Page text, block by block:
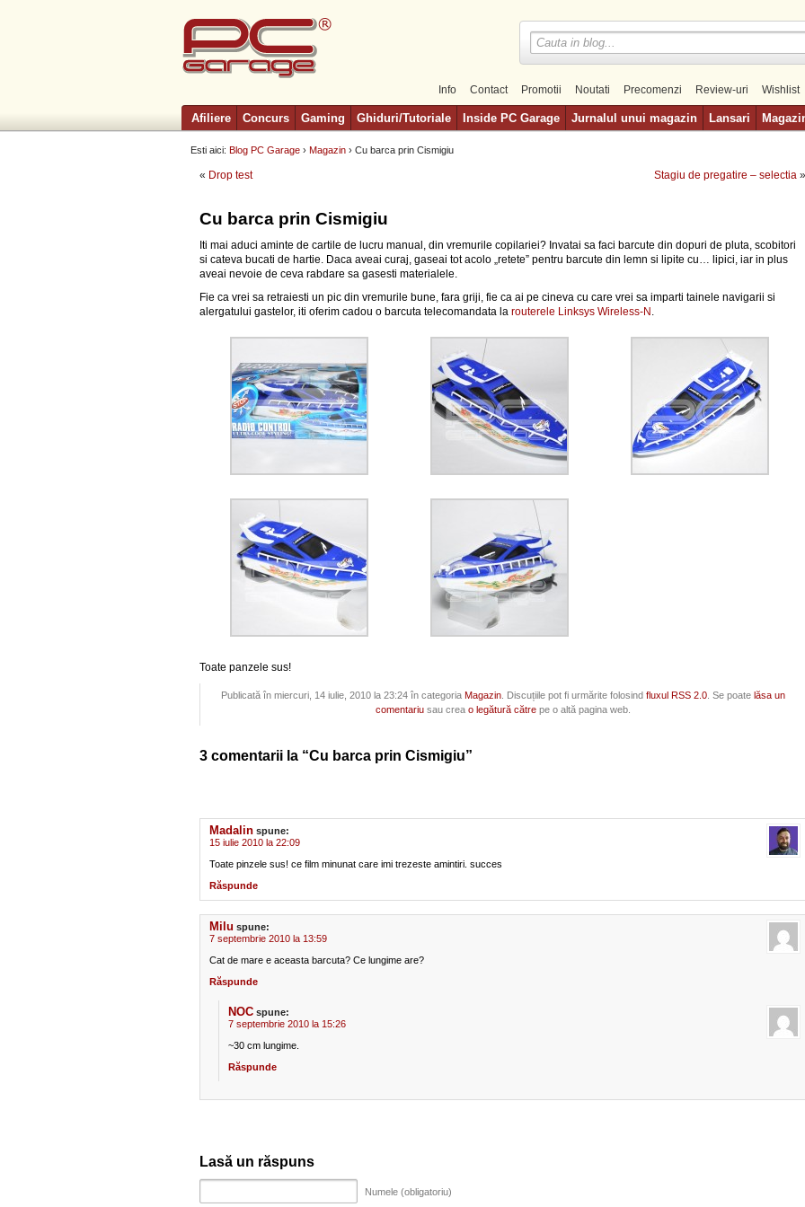
Info Contact Promotii Noutati Precomenzi Review-uri Wishlist
Afiliere Concurs Gaming Ghiduri/Tutoriale Inside PC Garage Jurnalul unui magazin Lansari
Esti aici: Blog PC Garage › Magazin › Cu barca prin Cismigiu
« Drop test Stagiu de pregatire – selectia »
Cu barca prin Cismigiu
Iti mai aduci aminte de cartile de lucru manual, din vremurile copilariei? Invatai sa faci barcute din dopuri de pluta, scobitori
si cateva bucati de hartie. Daca aveai curaj, gaseai tot acolo „retete” pentru barcute din lemn si lipite cu… lipici, iar in plus
aveai nevoie de ceva rabdare sa gasesti materialele.
Fie ca vrei sa retraiesti un pic din vremurile bune, fara griji, fie ca ai pe cineva cu care vrei sa imparti tainele navigarii si
alergatului gastelor, iti oferim cadou o barcuta telecomandata la routerele Linksys Wireless-N .
Toate panzele sus!
Publicată în miercuri, 14 iulie, 2010 la 23:24 în categoria Magazin . Discuțiile pot fi urmărite folosind fluxul RSS 2.0 . Se poate lăsa un
comentariu sau crea o legătură către pe o altă pagina web.
3 comentarii la “Cu barca prin Cismigiu”
Madalin spune:
15 iulie 2010 la 22:09
Toate pinzele sus! ce film minunat care imi trezeste amintiri. succes
Răspunde
Milu spune:
7 septembrie 2010 la 13:59
Cat de mare e aceasta barcuta? Ce lungime are?
Răspunde
NOC spune:
7 septembrie 2010 la 15:26
~30 cm lungime.
Răspunde
Lasă un răspuns
Numele (obligatoriu)